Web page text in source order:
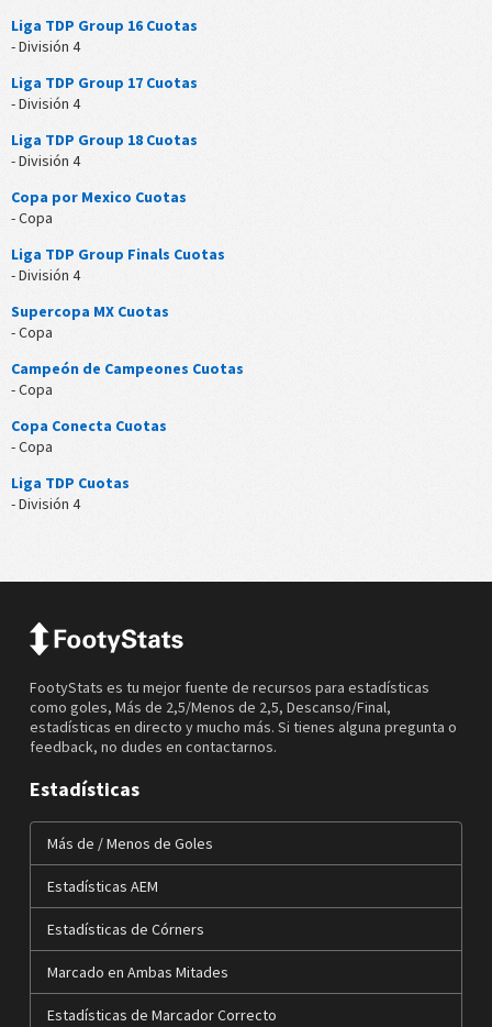
Liga TDP Group 16 Cuotas
- División 4
Liga TDP Group 17 Cuotas
- División 4
Liga TDP Group 18 Cuotas
- División 4
Copa por Mexico Cuotas
- Copa
Liga TDP Group Finals Cuotas
- División 4
Supercopa MX Cuotas
- Copa
Campeón de Campeones Cuotas
- Copa
Copa Conecta Cuotas
- Copa
Liga TDP Cuotas
- División 4
FootyStats es tu mejor fuente de recursos para estadísticas
como goles, Más de 2,5/Menos de 2,5, Descanso/Final,
estadísticas en directo y mucho más. Si tienes alguna pregunta o
feedback, no dudes en contactarnos.
Estadísticas
Más de / Menos de Goles
Estadísticas AEM
Estadísticas de Córners
Marcado en Ambas Mitades
Estadísticas de Marcador Correcto